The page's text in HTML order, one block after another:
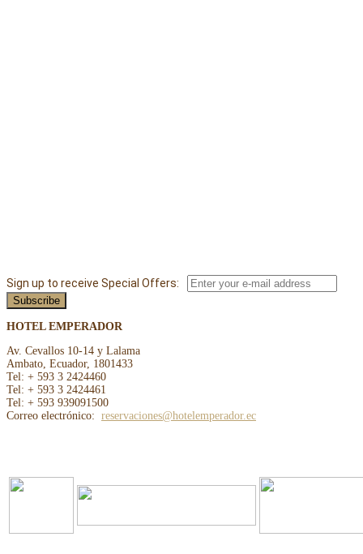
Sign up to receive Special Offers:
HOTEL EMPERADOR
Av. Cevallos 10-14 y Lalama
Ambato, Ecuador, 1801433
Tel: + 593 3 2424460
Tel: + 593 3 2424461
Tel: + 593 939091500
Correo electrónico: reservaciones@hotelemperador.ec